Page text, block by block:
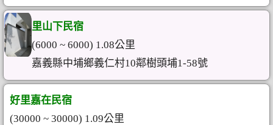
里山下民宿
(6000 ~ 6000) 1.08公里
嘉義縣中埔鄉義仁村10鄰樹頭埔1-58號
好里嘉在民宿
(30000 ~ 30000) 1.09公里